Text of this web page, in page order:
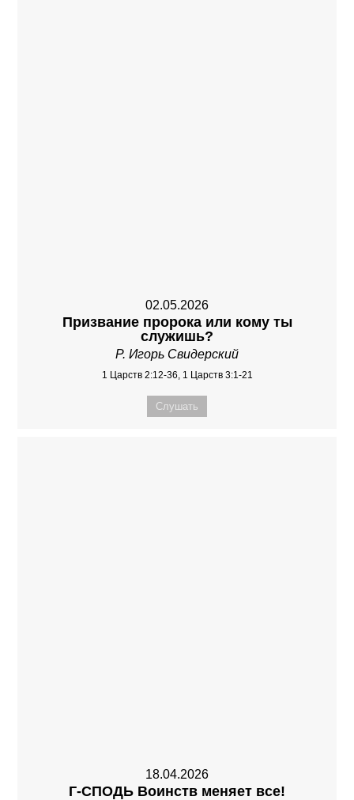
02.05.2026
Призвание пророка или кому ты
служишь?
Р. Игорь Свидерский
1 Царств 2:12-36, 1 Царств 3:1-21
Слушать
18.04.2026
Г-СПОДЬ Воинств меняет все!